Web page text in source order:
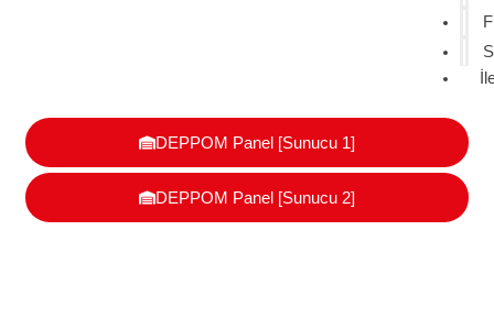
DEPPOM Panel [Sunucu 1]
DEPPOM Panel [Sunucu 2]